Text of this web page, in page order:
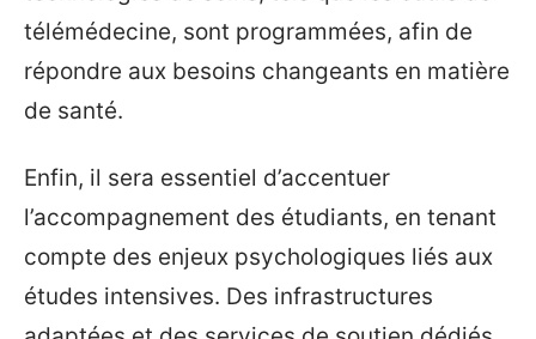
télémédecine, sont programmées, afin de
répondre aux besoins changeants en matière
de santé.
Enfin, il sera essentiel d’accentuer
l’accompagnement des étudiants, en tenant
compte des enjeux psychologiques liés aux
études intensives. Des infrastructures